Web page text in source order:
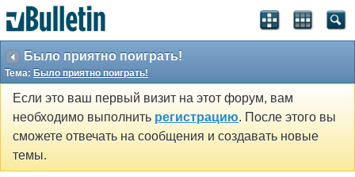
Было приятно поиграть!
Тема: Было приятно поиграть!
Если это ваш первый визит на этот форум, вам
необходимо выполнить регистрацию. После этого вы
сможете отвечать на сообщения и создавать новые
темы.